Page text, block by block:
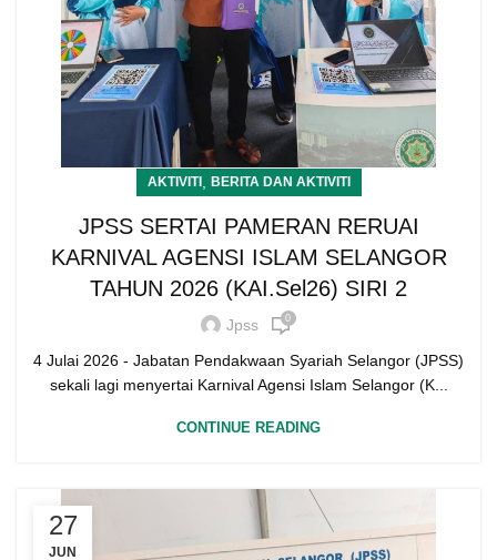
AKTIVITI, BERITA DAN AKTIVITI
JPSS SERTAI PAMERAN RERUAI
KARNIVAL AGENSI ISLAM SELANGOR
TAHUN 2026 (KAI.Sel26) SIRI 2
Jpss 0
4 Julai 2026 - Jabatan Pendakwaan Syariah Selangor (JPSS)
sekali lagi menyertai Karnival Agensi Islam Selangor (K...
CONTINUE READING
27
JUN